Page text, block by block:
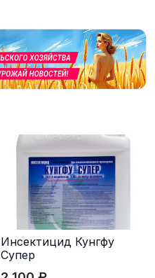
Инсектицид Кунгфу
Супер